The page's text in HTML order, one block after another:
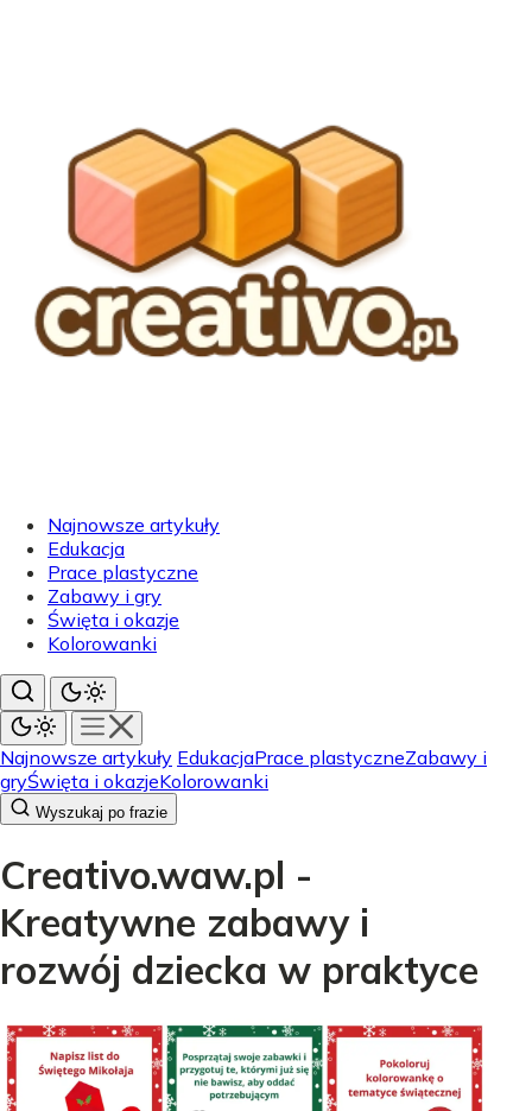
Najnowsze artykuły
Edukacja
Prace plastyczne
Zabawy i gry
Święta i okazje
Kolorowanki
Najnowsze artykuły EdukacjaPrace plastyczneZabawy i
gryŚwięta i okazjeKolorowanki
Wyszukaj po frazie
Creativo.waw.pl -
Kreatywne zabawy i
rozwój dziecka w praktyce